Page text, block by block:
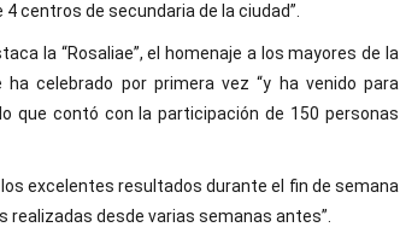
centros de secundaria de la ciudad”.
la “Rosaliae”, el homenaje a los mayores de la
celebrado por primera vez “y ha venido para
que contó con la participación de 150 personas
excelentes resultados durante el fin de semana
realizadas desde varias semanas antes”.